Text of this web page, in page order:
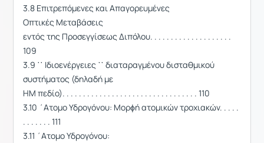
3.8 Επιτρεπόμενες και Απαγορευμένες
Οπτικές Μεταβάσεις
εντός της Προσεγγίσεως Διπόλου. . . . . . . . . . . . . . . . . . . .
109
3.9 ῾῾ Ιδιοενέργειες ᾿᾿ διαταραγμένου δισταθμικού
συστήματος (δηλαδή με
ΗΜ πεδίο). . . . . . . . . . . . . . . . . . . . . . . . . . . . . . . . . 110
3.10 ΄Ατομο Υδρογόνου: Μορϕή ατομικών τροχιακών. . . . .
. . . . . . . 111
3.11 ΄Ατομο Υδρογόνου: